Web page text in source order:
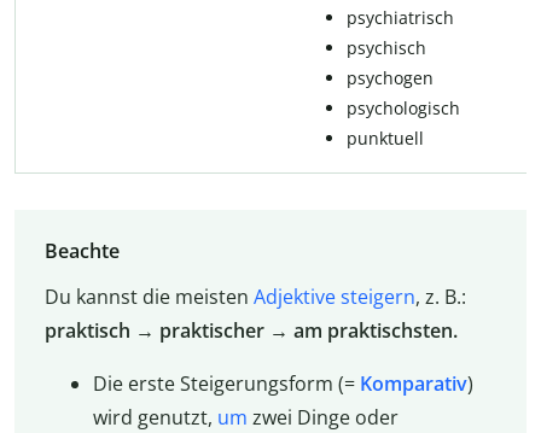
psychiatrisch
psychisch
psychogen
psychologisch
punktuell
Beachte
Du kannst die meisten Adjektive steigern, z. B.:
praktisch → praktischer → am praktischsten.
Die erste Steigerungsform (= Komparativ)
wird genutzt, um zwei Dinge oder